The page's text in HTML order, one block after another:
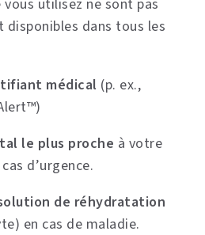
utilisez ne sont pas
disponibles dans tous les
médical (p. ex.,
le plus proche à votre
d’urgence.
de réhydratation
en cas de maladie.